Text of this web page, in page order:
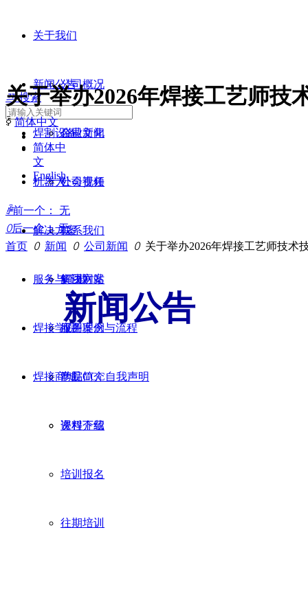
关于我们
公司概况
企业文化
公司视频
联系我们
集团网站
新闻公告
公司新闻
社会责任
焊割设备
机器人
解决方案
解决方案
应用案例
服务与下载
服务理念与流程
产品CCC自我声明
资料下载
焊接学院
学院简介
课程介绍
培训报名
往期培训
焊接商城
끠 搜索
ꀅ 简体中文
简体中
文
English
关于举办2026年焊接工艺师技
ꄴ前一个：
无
ꄲ后一个： 无
首页 ꄲ 新闻 ꄲ 公司新闻 ꄲ 关于举办2026年焊接工艺师技术
新闻公告